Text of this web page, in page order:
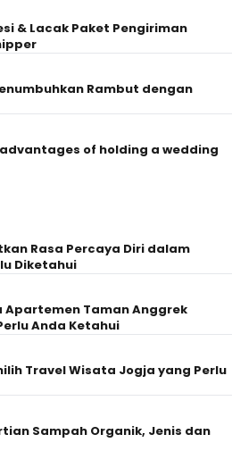
& Lacak Paket Pengiriman
Rambut dengan
of holding a wedding
Rasa Percaya Diri dalam
Diketahui
Apartemen Taman Anggrek
Anda Ketahui
Travel Wisata Jogja yang Perlu
Sampah Organik, Jenis dan